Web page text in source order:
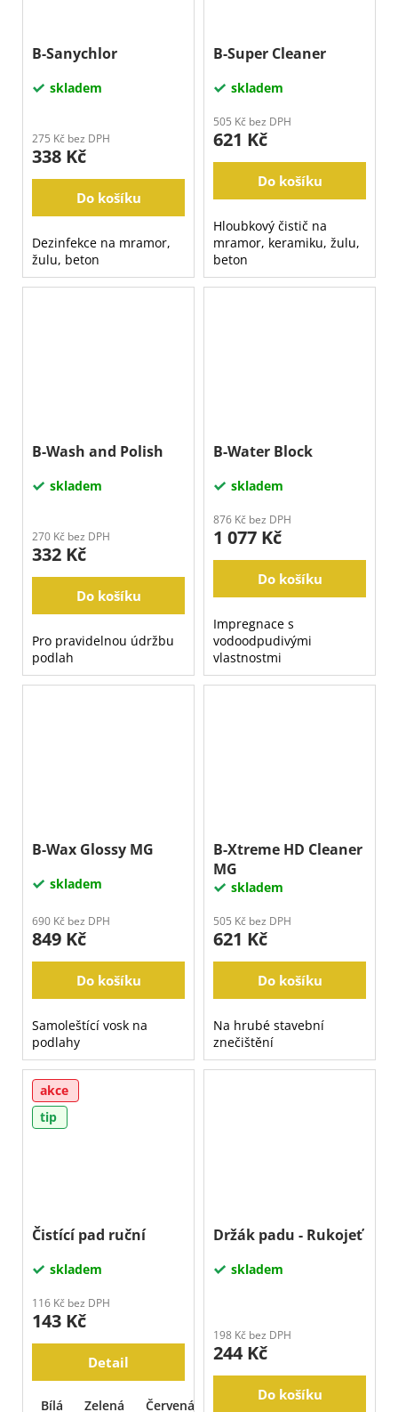
B-Sanychlor
skladem
275 Kč bez DPH
338 Kč
Do košíku
Dezinfekce na mramor,
žulu, beton
B-Super Cleaner
skladem
505 Kč bez DPH
621 Kč
Do košíku
Hloubkový čistič na
mramor, keramiku, žulu,
beton
B-Wash and Polish
skladem
270 Kč bez DPH
332 Kč
Do košíku
Pro pravidelnou údržbu
podlah
B-Water Block
skladem
876 Kč bez DPH
1 077 Kč
Do košíku
Impregnace s
vodoodpudivými
vlastnostmi
B-Wax Glossy MG
skladem
690 Kč bez DPH
849 Kč
Do košíku
Samoleštící vosk na
podlahy
B-Xtreme HD Cleaner
MG
skladem
505 Kč bez DPH
621 Kč
Do košíku
Na hrubé stavební
znečištění
akce
tip
Čistící pad ruční
skladem
116 Kč bez DPH
143 Kč
Detail
Bílá Zelená Červená
Držák padu - Rukojeť
skladem
198 Kč bez DPH
244 Kč
Do košíku